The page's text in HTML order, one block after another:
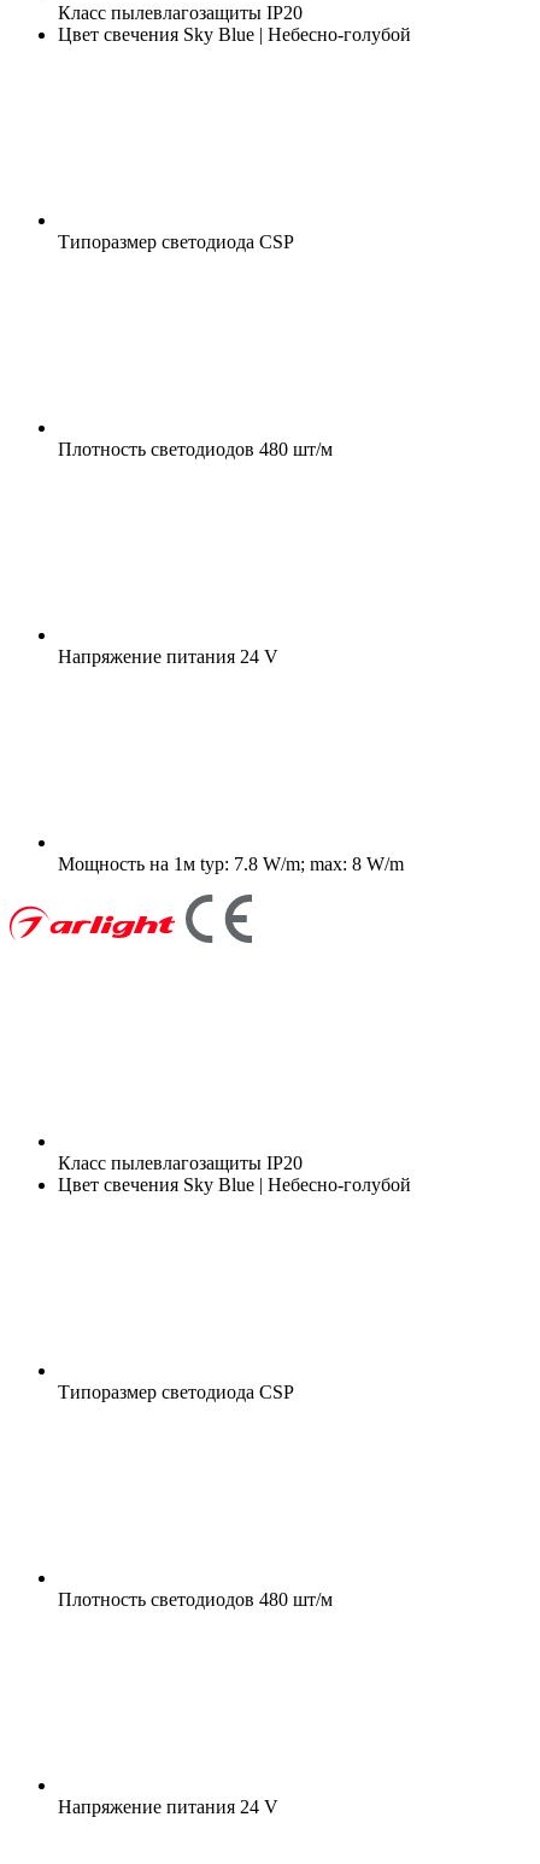
Класс пылевлагозащиты IP20
Цвет свечения Sky Blue | Небесно-голубой
Типоразмер светодиода CSP
Плотность светодиодов 480 шт/м
Напряжение питания 24 V
Мощность на 1м typ: 7.8 W/m; max: 8 W/m
Класс пылевлагозащиты IP20
Цвет свечения Sky Blue | Небесно-голубой
Типоразмер светодиода CSP
Плотность светодиодов 480 шт/м
Напряжение питания 24 V